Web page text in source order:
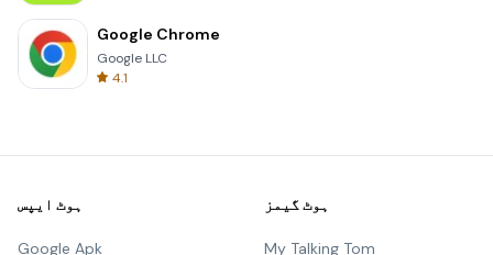
Google Chrome
Google LLC
4.1
ہوٹ ایپس
Google Apk
ہوٹ گیمز
My Talking Tom